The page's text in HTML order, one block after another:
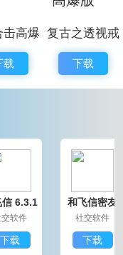
放式交易市场功
任务即可获得免费
需氪金，人人能
击高爆
载
复古之透视戒
指高爆版
下载
信 6.3.1
200软件
下载
和飞信密友
圈版 6.3.120
社交软件
下载